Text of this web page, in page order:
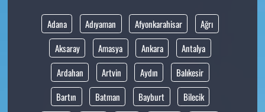
Adana Adıyaman Afyonkarahisar
Ağrı
Aksaray
Amasya Ankara
Antalya
Ardahan
Artvin Aydın
Balıkesir
Bartın
Batman Bayburt
Bilecik